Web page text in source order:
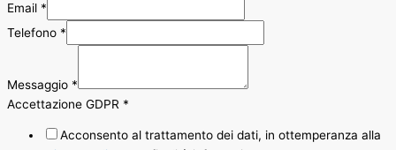
Email *
Telefono *
Messaggio *
Accettazione GDPR *
Acconsento al trattamento dei dati, in ottemperanza alla